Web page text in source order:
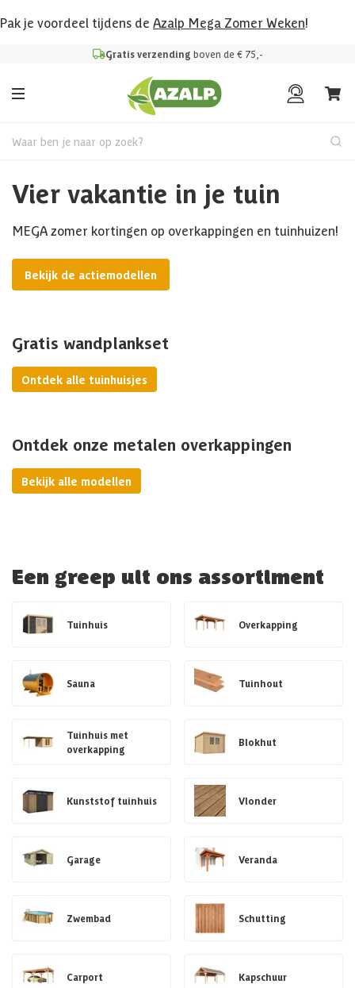
Pak je voordeel tijdens de Azalp Mega Zomer Weken!
Gratis verzending boven de € 75,-
Waar ben je naar op zoek?
Vier vakantie in je tuin
MEGA zomer kortingen op overkappingen en tuinhuizen!
Bekijk de actiemodellen
Gratis wandplankset
Ontdek alle tuinhuisjes
Ontdek onze metalen overkappingen
Bekijk alle modellen
Een greep uit ons assortiment
Tuinhuis Overkapping
Sauna Tuinhout
Tuinhuis met
overkapping
Blokhut
Kunststof tuinhuis Vlonder
Garage Veranda
Zwembad Schutting
Carport Kapschuur